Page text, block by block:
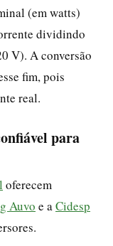
(em watts)
dividindo
V). A conversão
fim, pois
real.
para
oferecem
Auvo e a Cidesp